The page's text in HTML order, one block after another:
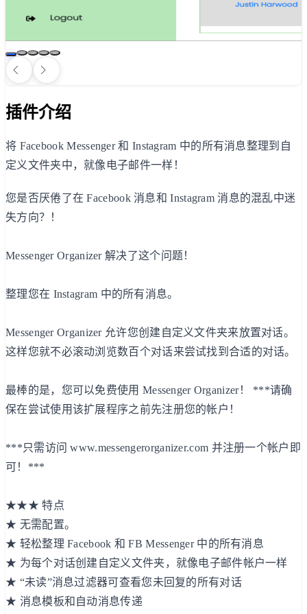
插件介绍
将 Facebook Messenger 和 Instagram 中的所有消息整理到自
定义文件夹中，就像电子邮件一样！
您是否厌倦了在 Facebook 消息和 Instagram 消息的混乱中迷
失方向？！
Messenger Organizer 解决了这个问题！
整理您在 Instagram 中的所有消息。
Messenger Organizer 允许您创建自定义文件夹来放置对话。
这样您就不必滚动浏览数百个对话来尝试找到合适的对话。
最棒的是，您可以免费使用 Messenger Organizer！ ***请确
保在尝试使用该扩展程序之前先注册您的帐户！
***只需访问 www.messengerorganizer.com 并注册一个帐户即
可！***
★★★ 特点
★ 无需配置。
★ 轻松整理 Facebook 和 FB Messenger 中的所有消息
★ 为每个对话创建自定义文件夹，就像电子邮件帐户一样
★ “未读”消息过滤器可查看您未回复的所有对话
★ 消息模板和自动消息传递